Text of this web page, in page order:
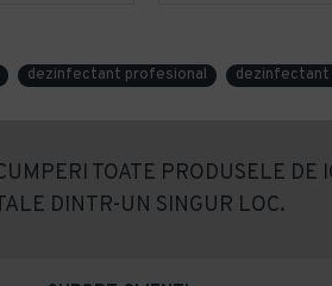
dezinfectant profesional
TOATE PRODUSELE DE
DINTR-UN SINGUR LOC.